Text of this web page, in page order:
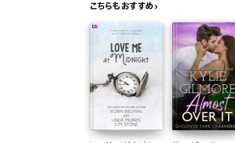
BOOK 3: Bad Taste in Men
BOOK 4: Kissing Santa
BOOK 5: Restless Harmony
BOOK 6: Not My Romeo
BOOK 7: Rev Me Up
BOOK 8: An Ambitious Engagement
CLOVER PARK STUDS
こちらもおすすめ